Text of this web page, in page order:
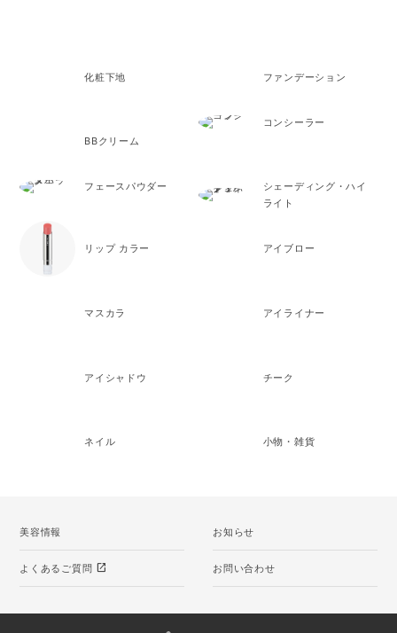
化粧下地 ファンデーション
BBクリーム
コンシーラー
フェースパウダー
シェーディング・ハイ
ライト
リップ カラー アイブロー
マスカラ アイライナー
アイシャドウ チーク
ネイル 小物・雑貨
美容情報 お知らせ
よくあるご質問 open_in_new お問い合わせ